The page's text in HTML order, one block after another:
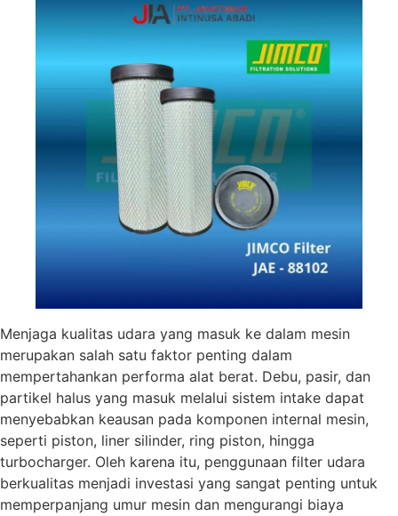
Menjaga kualitas udara yang masuk ke dalam mesin
merupakan salah satu faktor penting dalam
mempertahankan performa alat berat. Debu, pasir, dan
partikel halus yang masuk melalui sistem intake dapat
menyebabkan keausan pada komponen internal mesin,
seperti piston, liner silinder, ring piston, hingga
turbocharger. Oleh karena itu, penggunaan filter udara
berkualitas menjadi investasi yang sangat penting untuk
memperpanjang umur mesin dan mengurangi biaya